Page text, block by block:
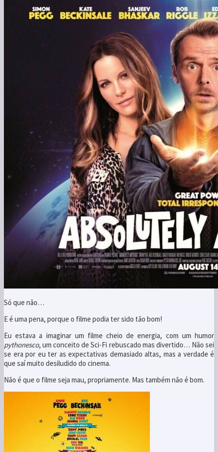
Só que não…
E é uma pena, porque o filme podia ter sido tão bom!
Eu estava a imaginar um filme cheio de energia, com um humor
, um conceito de Sci-Fi rebuscado mas divertido… Não sei
se era por eu ter as expectativas demasiado altas, mas a verdade é
que saí muito desiludido do cinema.
Não é que o filme seja mau, propriamente. Mas também não é bom.